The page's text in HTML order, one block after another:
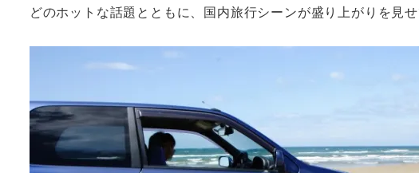
どのホットな話題とともに、国内旅行シーンが盛り上がりを見せ